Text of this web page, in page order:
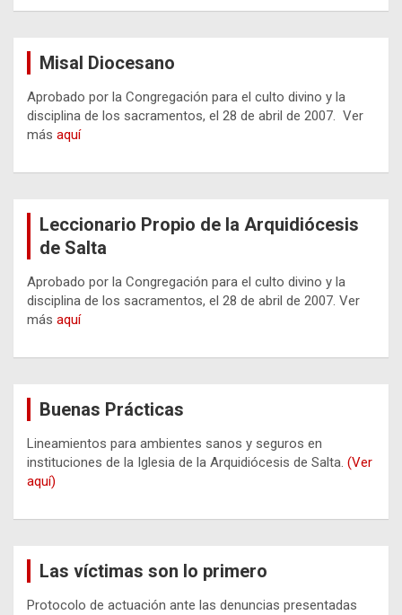
Misal Diocesano
Aprobado por la Congregación para el culto divino y la
disciplina de los sacramentos, el 28 de abril de 2007. Ver
más aquí
Leccionario Propio de la Arquidiócesis
de Salta
Aprobado por la Congregación para el culto divino y la
disciplina de los sacramentos, el 28 de abril de 2007. Ver
más aquí
Buenas Prácticas
Lineamientos para ambientes sanos y seguros en
instituciones de la Iglesia de la Arquidiócesis de Salta. (Ver
aquí)
Las víctimas son lo primero
Protocolo de actuación ante las denuncias presentadas